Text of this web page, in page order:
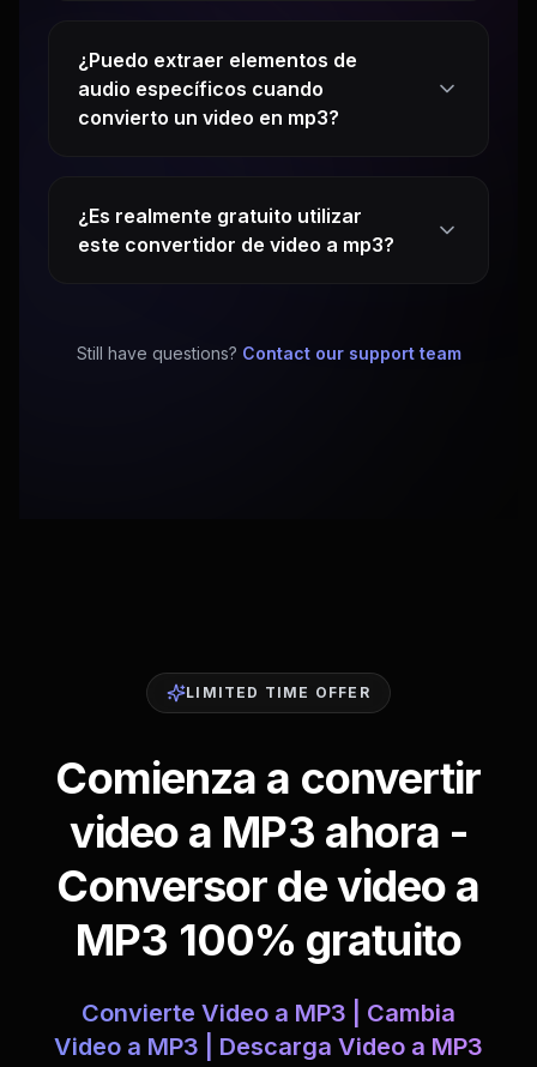
¿Puedo extraer elementos de
audio específicos cuando
convierto un video en mp3?
¿Es realmente gratuito utilizar
este convertidor de video a mp3?
Still have questions? Contact our support team
LIMITED TIME OFFER
Comienza a convertir
video a MP3 ahora -
Conversor de video a
MP3 100% gratuito
Convierte Video a MP3 | Cambia
Video a MP3 | Descarga Video a MP3